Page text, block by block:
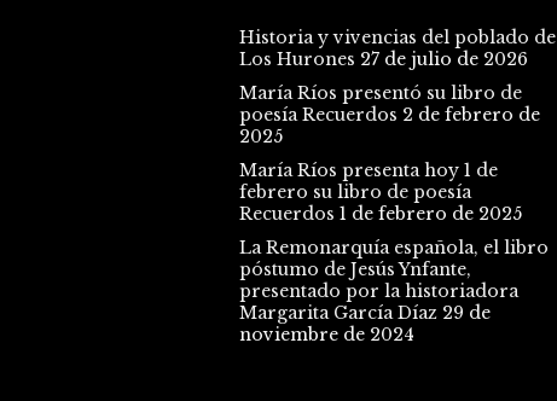
Historia y vivencias del poblado de
Los Hurones 27 de julio de 2026
María Ríos presentó su libro de
poesía Recuerdos 2 de febrero de
2025
María Ríos presenta hoy 1 de
febrero su libro de poesía
Recuerdos 1 de febrero de 2025
La Remonarquía española, el libro
póstumo de Jesús Ynfante,
presentado por la historiadora
Margarita García Díaz 29 de
noviembre de 2024